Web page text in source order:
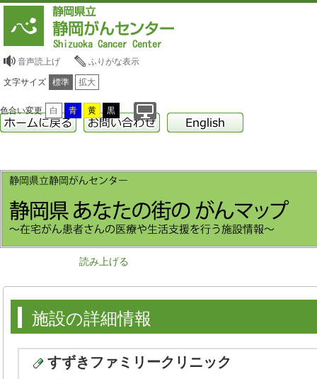
音声読上げ ふりがな表示
文字サイズ 標準 拡大
色合い変更 白 青 黄 黒
読み上げる
施設の詳細情報
すずきファミリークリニック